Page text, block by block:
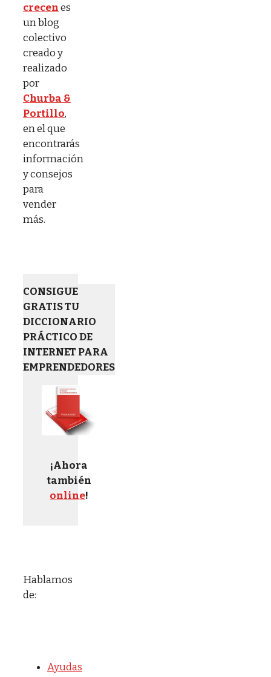
crecenes
un blog
colectivo
creado y
realizado
por
Churba &
Portillo,
en el que
encontrarás
información
y consejos
para
vender
más.
CONSIGUE
GRATIS TU
DICCIONARIO
PRÁCTICO DE
INTERNET PARA
EMPRENDEDORES
¡Ahora
también
online!
Hablamos
de:
Ayudas